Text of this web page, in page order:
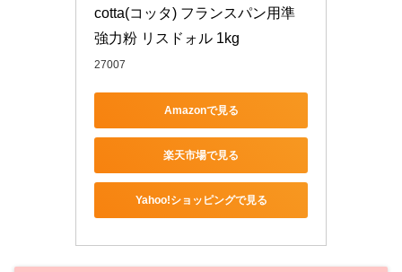
cotta(コッタ) フランスパン用準
強力粉 リスドォル 1kg
27007
Amazonで見る
楽天市場で見る
Yahoo!ショッピングで見る